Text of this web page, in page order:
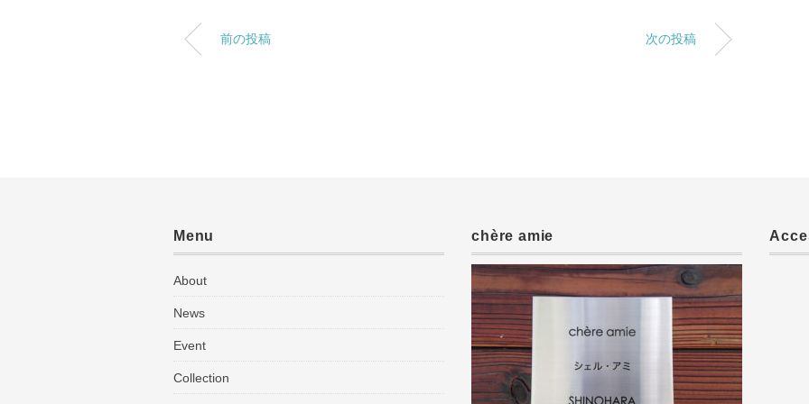
前の投稿 次の投稿
Menu
About
News
Event
Collection
chère amie